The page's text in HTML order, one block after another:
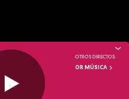
OTROS DIRECTOS:
OR MÚSICA